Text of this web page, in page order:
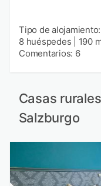
Tipo de
8 huéspedes
190
Comentarios: 6
Casas
Salzburgo